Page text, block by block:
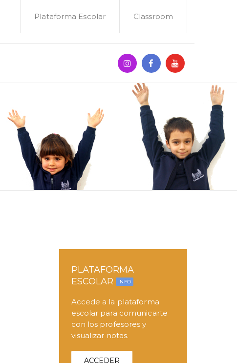
Plataforma Escolar Classroom
PLATAFORMA
ESCOLAR INFO
Accede a la plataforma
escolar para comunicarte
con los profesores y
visualizar notas.
ACCEDER